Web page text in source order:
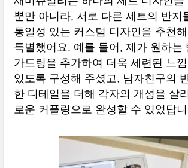
뿐만 아니라, 서로 다른 세트의 반지
통일성 있는 커스텀 디자인을 추천해
특별했어요. 예를 들어, 제가 원하는
가드링을 추가하여 더욱 세련된 느
있도록 구성해 주셨고, 남자친구의
한 디테일을 더해 각자의 개성을 살
로운 커플링으로 완성할 수 있었답